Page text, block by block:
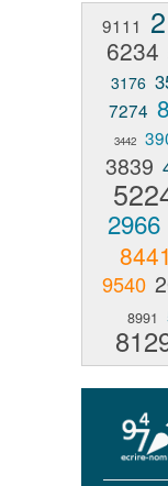
9111
6234
3176
7274
3442
3839
2966
8441
9540
8991